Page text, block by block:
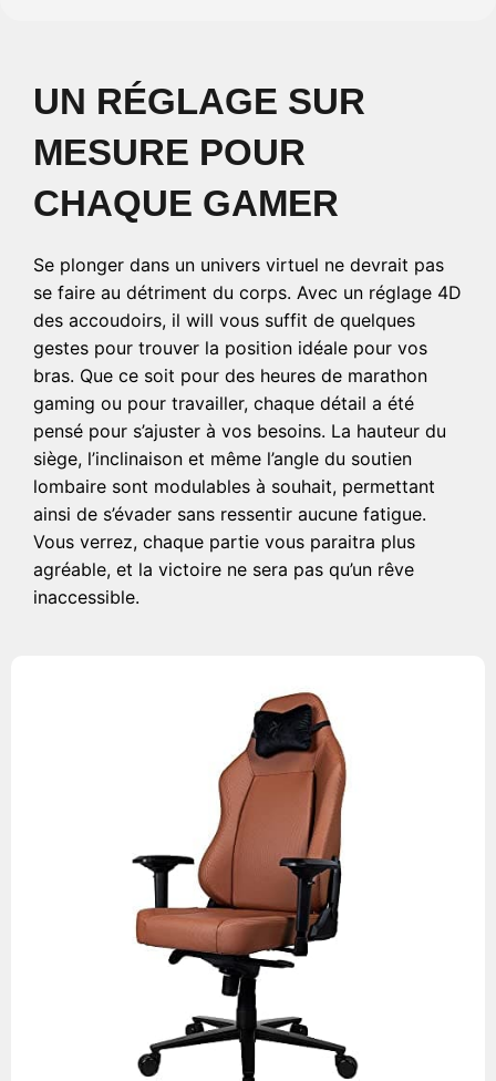
UN RÉGLAGE SUR
MESURE POUR
CHAQUE GAMER
Se plonger dans un univers virtuel ne devrait pas
se faire au détriment du corps. Avec un réglage 4D
des accoudoirs, il will vous suffit de quelques
gestes pour trouver la position idéale pour vos
bras. Que ce soit pour des heures de marathon
gaming ou pour travailler, chaque détail a été
pensé pour s’ajuster à vos besoins. La hauteur du
siège, l’inclinaison et même l’angle du soutien
lombaire sont modulables à souhait, permettant
ainsi de s’évader sans ressentir aucune fatigue.
Vous verrez, chaque partie vous paraitra plus
agréable, et la victoire ne sera pas qu’un rêve
inaccessible.